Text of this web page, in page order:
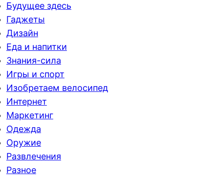
Будущее здесь
Гаджеты
Дизайн
Еда и напитки
Знания-сила
Игры и спорт
Изобретаем велосипед
Интернет
Маркетинг
Одежда
Оружие
Развлечения
Разное